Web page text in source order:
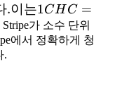
.이는1CH C =
가 소수 단위
에서 정확하게 청
.